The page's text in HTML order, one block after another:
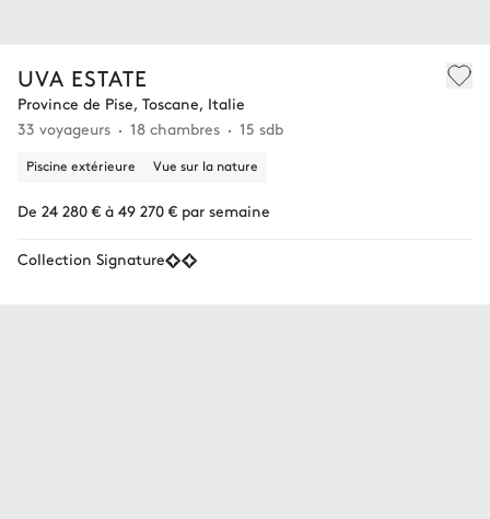
UVA ESTATE
Province de Pise, Toscane, Italie
33 voyageurs
18 chambres 15 sdb
Piscine extérieure Vue sur la nature
De 24 280 € à 49 270 € par semaine
Collection Signature